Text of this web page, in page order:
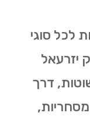
לכל סוגי
יזרעאל
דרך
מסחריות,